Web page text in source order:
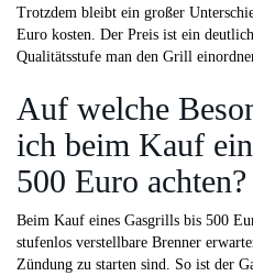
Trotzdem bleibt ein großer
Euro kosten. Der Preis ist ein
Qualitätsstufe man den Grill
Auf welche
ich beim Kauf
500 Euro achten?
Beim Kauf eines Gasgrills bis 500
stufenlos verstellbare Brenner
Zündung zu starten sind. So ist der